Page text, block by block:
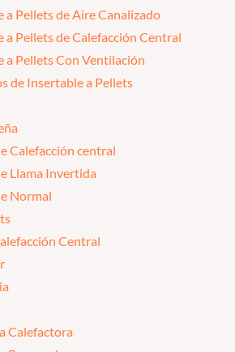
a Pellets de Aire Canalizado
a Pellets de Calefacción Central
a Pellets Con Ventilación
de Insertable a Pellets
Calefacción central
Llama Invertida
Normal
Central
Calefactora